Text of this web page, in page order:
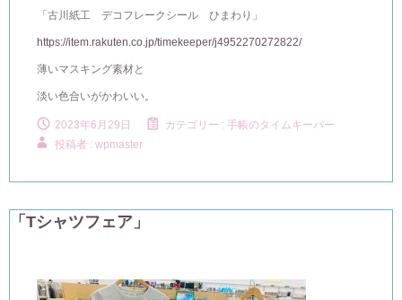
「古川紙工 デコフレークシール ひまわり」
https://item.rakuten.co.jp/timekeeper/j4952270272822/
薄いマスキング素材と
淡い色合いがかわいい。
2023年6月29日 カテゴリー : 手帳のタイムキーパー
投稿者 : wpmaster
「Tシャツフェア」